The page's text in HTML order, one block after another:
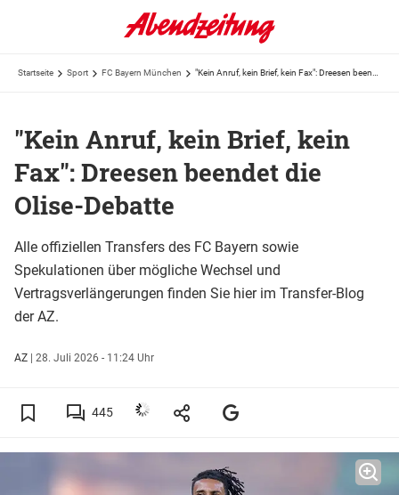
Startseite Sport FC Bayern München
"Kein Anruf, kein Brief, kein
Fax": Dreesen beendet die
Olise-Debatte
Alle offiziellen Transfers des FC Bayern sowie
Spekulationen über mögliche Wechsel und
Vertragsverlängerungen finden Sie hier im Transfer-Blog
der AZ.
AZ | 28. Juli 2026 - 11:24 Uhr
445